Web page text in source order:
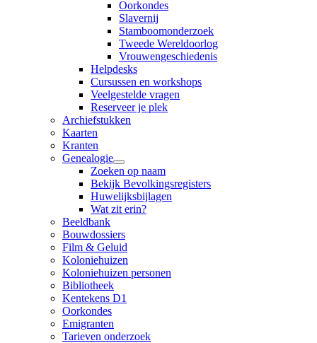
Oorkondes
Slavernij
Stamboomonderzoek
Tweede Wereldoorlog
Vrouwengeschiedenis
Helpdesks
Cursussen en workshops
Veelgestelde vragen
Reserveer je plek
Archiefstukken
Kaarten
Kranten
Genealogie
Zoeken op naam
Bekijk Bevolkingsregisters
Huwelijksbijlagen
Wat zit erin?
Beeldbank
Bouwdossiers
Film & Geluid
Koloniehuizen
Koloniehuizen personen
Bibliotheek
Kentekens D1
Oorkondes
Emigranten
Tarieven onderzoek